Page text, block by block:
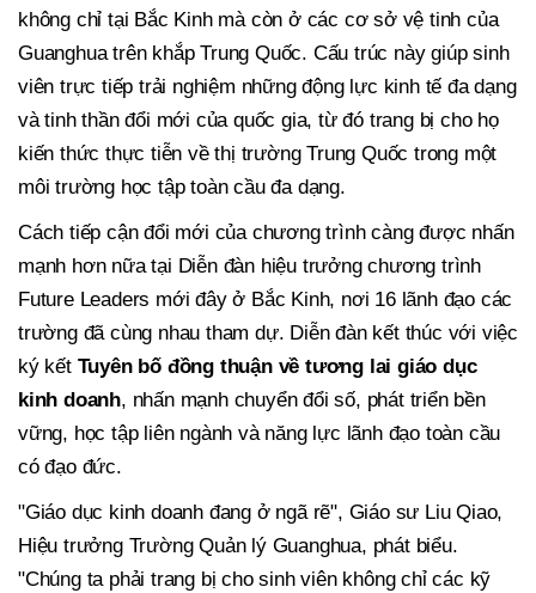
không chỉ tại Bắc Kinh mà còn ở các cơ sở vệ tinh của
Guanghua trên khắp Trung Quốc. Cấu trúc này giúp sinh
viên trực tiếp trải nghiệm những động lực kinh tế đa dạng
và tinh thần đổi mới của quốc gia, từ đó trang bị cho họ
kiến thức thực tiễn về thị trường Trung Quốc trong một
môi trường học tập toàn cầu đa dạng.
Cách tiếp cận đổi mới của chương trình càng được nhấn
mạnh hơn nữa tại Diễn đàn hiệu trưởng chương trình
Future Leaders mới đây ở Bắc Kinh, nơi 16 lãnh đạo các
trường đã cùng nhau tham dự. Diễn đàn kết thúc với việc
ký kết Tuyên bố đồng thuận về tương lai giáo dục
kinh doanh, nhấn mạnh chuyển đổi số, phát triển bền
vững, học tập liên ngành và năng lực lãnh đạo toàn cầu
có đạo đức.
"Giáo dục kinh doanh đang ở ngã rẽ", Giáo sư Liu Qiao,
Hiệu trưởng Trường Quản lý Guanghua, phát biểu.
"Chúng ta phải trang bị cho sinh viên không chỉ các kỹ